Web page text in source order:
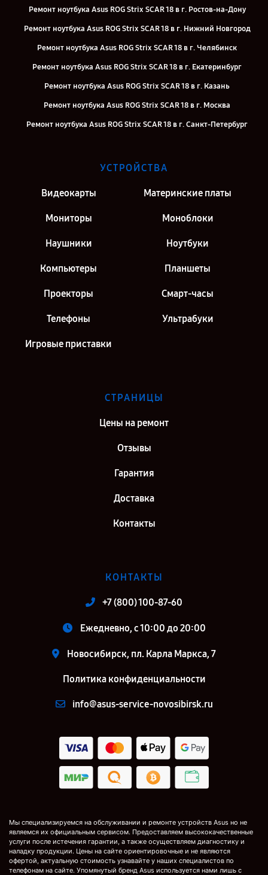
Ремонт ноутбука Asus ROG Strix SCAR 18 в г. Ростов-на-Дону
Ремонт ноутбука Asus ROG Strix SCAR 18 в г. Нижний Новгород
Ремонт ноутбука Asus ROG Strix SCAR 18 в г. Челябинск
Ремонт ноутбука Asus ROG Strix SCAR 18 в г. Екатеринбург
Ремонт ноутбука Asus ROG Strix SCAR 18 в г. Казань
Ремонт ноутбука Asus ROG Strix SCAR 18 в г. Москва
Ремонт ноутбука Asus ROG Strix SCAR 18 в г. Санкт-Петербург
УСТРОЙСТВА
Видеокарты Материнские платы
Мониторы Моноблоки
Наушники Ноутбуки
Компьютеры Планшеты
Проекторы Смарт-часы
Телефоны Ультрабуки
Игровые приставки
СТРАНИЦЫ
Цены на ремонт
Отзывы
Гарантия
Доставка
Контакты
КОНТАКТЫ
+7 (800) 100-87-60
Ежедневно, с 10:00 до 20:00
Новосибирск, пл. Карла Маркса, 7
Политика конфиденциальности
info@asus-service-novosibirsk.ru
Мы специализируемся на обслуживании и ремонте устройств Asus но не
являемся их официальным сервисом. Предоставляем высококачественные
услуги после истечения гарантии, а также осуществляем диагностику и
наладку продукции. Цены на сайте ориентировочные и не являются
офертой, актуальную стоимость узнавайте у наших специалистов по
телефонам на сайте. Упомянутый бренд Asus используется нами лишь с